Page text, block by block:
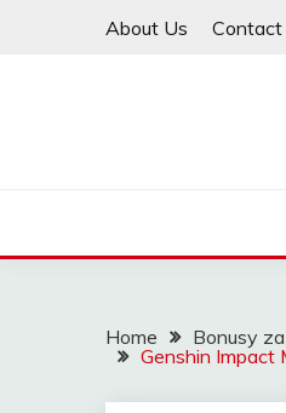
About Us Contact
Home
Bonusy
Genshin Impact